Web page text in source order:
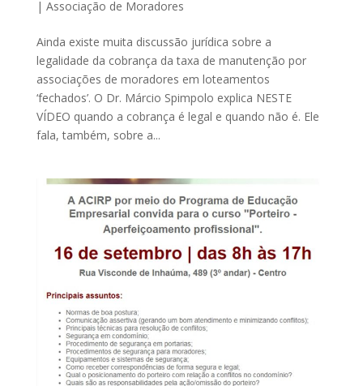
| Associação de Moradores
Ainda existe muita discussão jurídica sobre a
legalidade da cobrança da taxa de manutenção por
associações de moradores em loteamentos
‘fechados’. O Dr. Márcio Spimpolo explica NESTE
VÍDEO quando a cobrança é legal e quando não é. Ele
fala, também, sobre a...